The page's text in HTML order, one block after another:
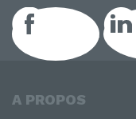
Facebook
A PROPOS